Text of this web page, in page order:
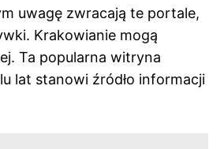
uwagę zwracają te portale,
Krakowianie mogą
Ta popularna witryna
lat stanowi źródło informacji